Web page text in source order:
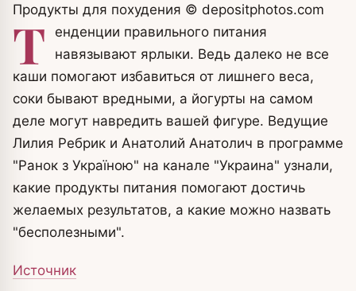
Продукты для похудения © depositphotos.com
Т
енденции правильного питания
навязывают ярлыки. Ведь далеко не все
каши помогают избавиться от лишнего веса,
соки бывают вредными, а йогурты на самом
деле могут навредить вашей фигуре. Ведущие
Лилия Ребрик и Анатолий Анатолич в программе
"Ранок з Україною" на канале "Украина" узнали,
какие продукты питания помогают достичь
желаемых результатов, а какие можно назвать
"бесполезными".
Источник